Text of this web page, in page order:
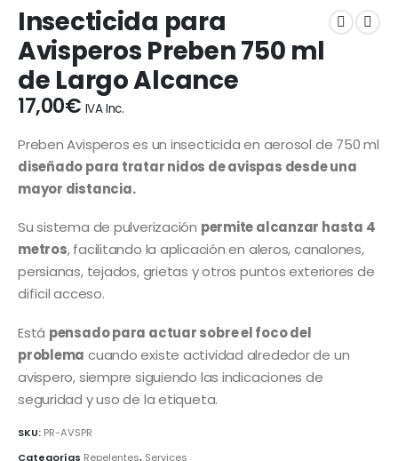
Insecticida para
Avisperos Preben 750 ml
de Largo Alcance
17,00€ IVA Inc.
Preben Avisperos es un insecticida en aerosol de 750 ml
diseñado para tratar nidos de avispas desde una
mayor distancia.
Su sistema de pulverización permite alcanzar hasta 4
metros, facilitando la aplicación en aleros, canalones,
persianas, tejados, grietas y otros puntos exteriores de
difícil acceso.
Está pensado para actuar sobre el foco del
problema cuando existe actividad alrededor de un
avispero, siempre siguiendo las indicaciones de
seguridad y uso de la etiqueta.
SKU: PR-AVSPR
Categorías Repelentes, Services